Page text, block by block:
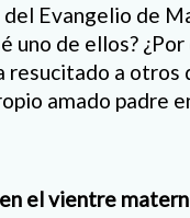
del Evangelio de
uno de ellos?
resucitado a otros
amado padre
el vientre